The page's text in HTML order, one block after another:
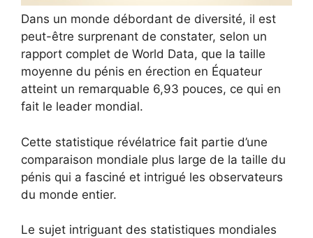
Dans un monde débordant de diversité, il est
peut-être surprenant de constater, selon un
rapport complet de World Data, que la taille
moyenne du pénis en érection en Équateur
atteint un remarquable 6,93 pouces, ce qui en
fait le leader mondial.
Cette statistique révélatrice fait partie d’une
comparaison mondiale plus large de la taille du
pénis qui a fasciné et intrigué les observateurs
du monde entier.
Le sujet intriguant des statistiques mondiales